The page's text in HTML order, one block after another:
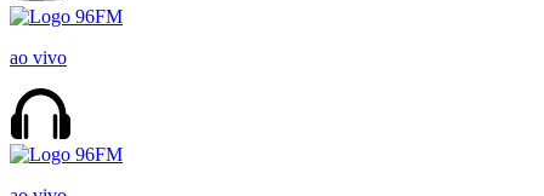
ao vivo